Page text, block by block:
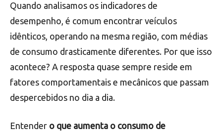
Quando analisamos os indicadores de
desempenho, é comum encontrar veículos
idênticos, operando na mesma região, com médias
de consumo drasticamente diferentes. Por que isso
acontece? A resposta quase sempre reside em
fatores comportamentais e mecânicos que passam
despercebidos no dia a dia.
Entender o que aumenta o consumo de